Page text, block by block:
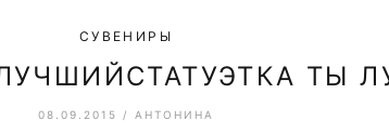
СУВЕНИРЫ
ТЫ
08.09.2015 / АНТОНИНА